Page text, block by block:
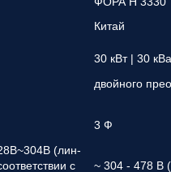
Китай
30 кВт | 30 кВа
двойного
3 Ф
(лин-
с
~ 304 - 478 В